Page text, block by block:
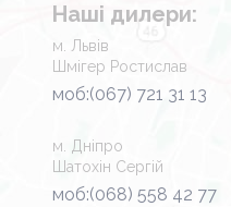
Наші дилери:
м. Львів
Шмігер Ростислав
моб:(067) 721 31 13
м. Дніпро
Шатохін Сергій
моб:(068) 558 42 77